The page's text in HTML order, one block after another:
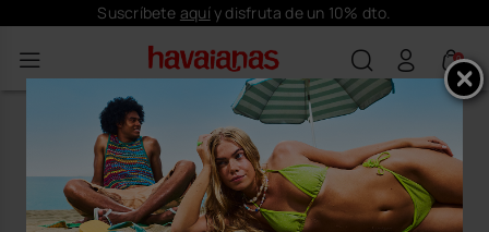
Suscríbete aquíy disfruta de un 10% dto.
0